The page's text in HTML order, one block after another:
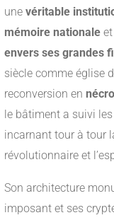
une véritable
mémoire nationale
envers ses grandes
siècle comme église
reconversion en
le bâtiment a suivi
incarnant tour à tour
révolutionnaire et
Son architecture
imposant et ses